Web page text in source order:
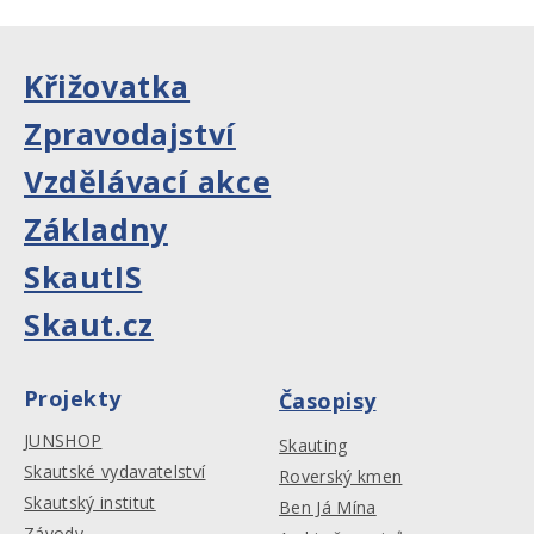
Křižovatka
Zpravodajství
Vzdělávací akce
Základny
SkautIS
Skaut.cz
Projekty
JUNSHOP
Skautské vydavatelství
Skautský institut
Časopisy
Skauting
Roverský kmen
Ben Já Mína